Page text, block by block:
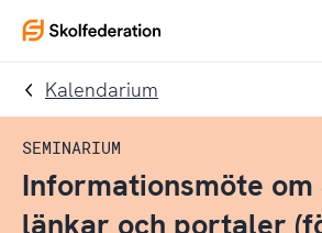
navigering
innehållet
To
Kalendarium
SEMINARIUM
Informationsmöte om
länkar och portaler